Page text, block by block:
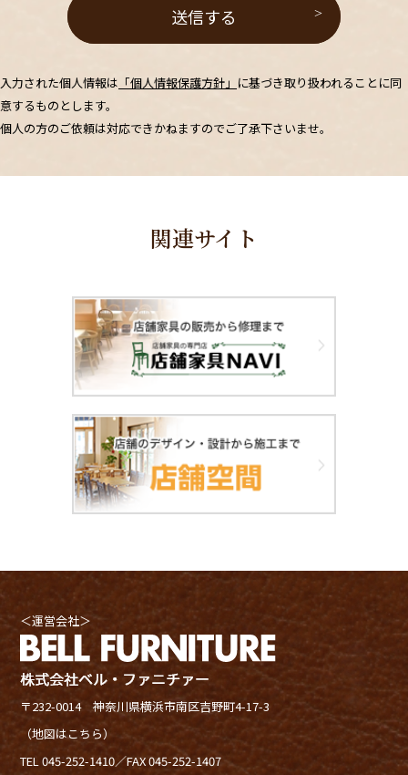
>
入力された個人情報は 「個人情報保護方針」 に基づき取り扱われることに同
意するものとします。
個人の方のご依頼は対応できかねますのでご了承下さいませ。
関連サイト
＜運営会社＞
〒232-0014 神奈川県横浜市南区吉野町4-17-3
（地図はこちら）
TEL 045-252-1410／FAX 045-252-1407